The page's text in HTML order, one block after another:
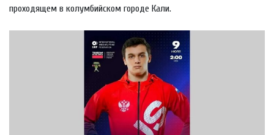
проходящем в колумбийском городе Кали.